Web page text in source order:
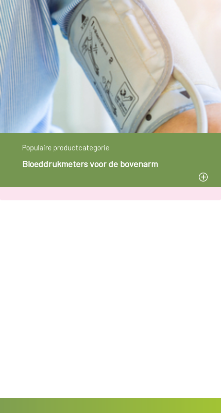
Populaire productcategorie
Bloeddrukmeters voor de bovenarm